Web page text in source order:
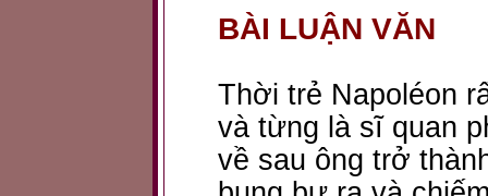
BÀI LUẬN VĂN
Thời trẻ Napoléon
và từng là sĩ quan
về sau ông trở